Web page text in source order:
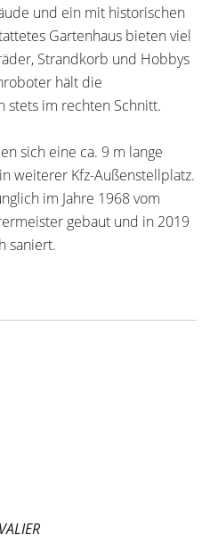
und ein mit historischen
Gartenhaus bieten viel
Strandkorb und Hobbys
hält die
stets im rechten Schnitt.
sich eine ca. 9 m lange
weiterer Kfz-Außenstellplatz.
im Jahre 1968 vom
gebaut und in 2019
saniert.